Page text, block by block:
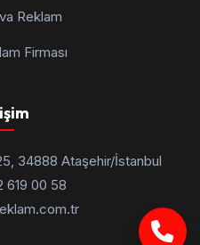
Reklam
Firması
34888 Ataşehir/İstanbul
619 00 58